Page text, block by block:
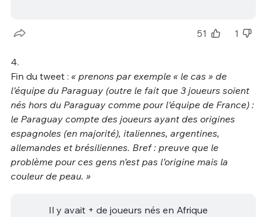
51 1
4.
Fin du tweet : « prenons par exemple « le cas » de
l’équipe du Paraguay (outre le fait que 3 joueurs soient
nés hors du Paraguay comme pour l’équipe de France) :
le Paraguay compte des joueurs ayant des origines
espagnoles (en majorité), italiennes, argentines,
allemandes et brésiliennes. Bref : preuve que le
problème pour ces gens n’est pas l’origine mais la
couleur de peau. »
Il y avait + de joueurs nés en Afrique